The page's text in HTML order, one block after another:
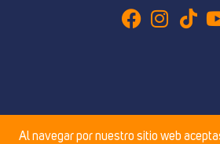
Al navegar por nuestro sitio web